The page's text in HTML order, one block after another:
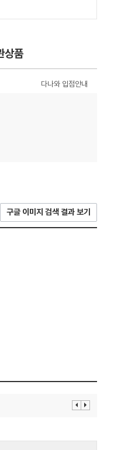
상품
다나와 입점안내
구글 이미지 검색 결과 보기
이 다